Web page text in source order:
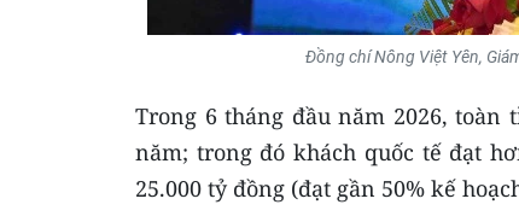
Đồng chí Nông Việt Yên,
Trong 6 tháng đầu năm 2026,
năm; trong đó khách quốc tế đạt
25.000 tỷ đồng (đạt gần 50% kế